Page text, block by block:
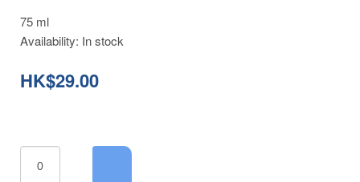
75 ml
Availability: In stock
HK$29.00